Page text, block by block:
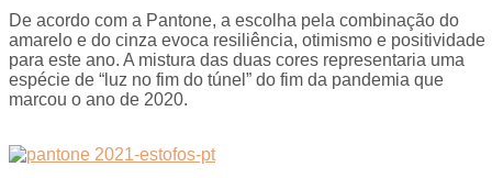
De acordo com a Pantone, a escolha pela combinação do
amarelo e do cinza evoca resiliência, otimismo e positividade
para este ano. A mistura das duas cores representaria uma
espécie de “luz no fim do túnel” do fim da pandemia que
marcou o ano de 2020.